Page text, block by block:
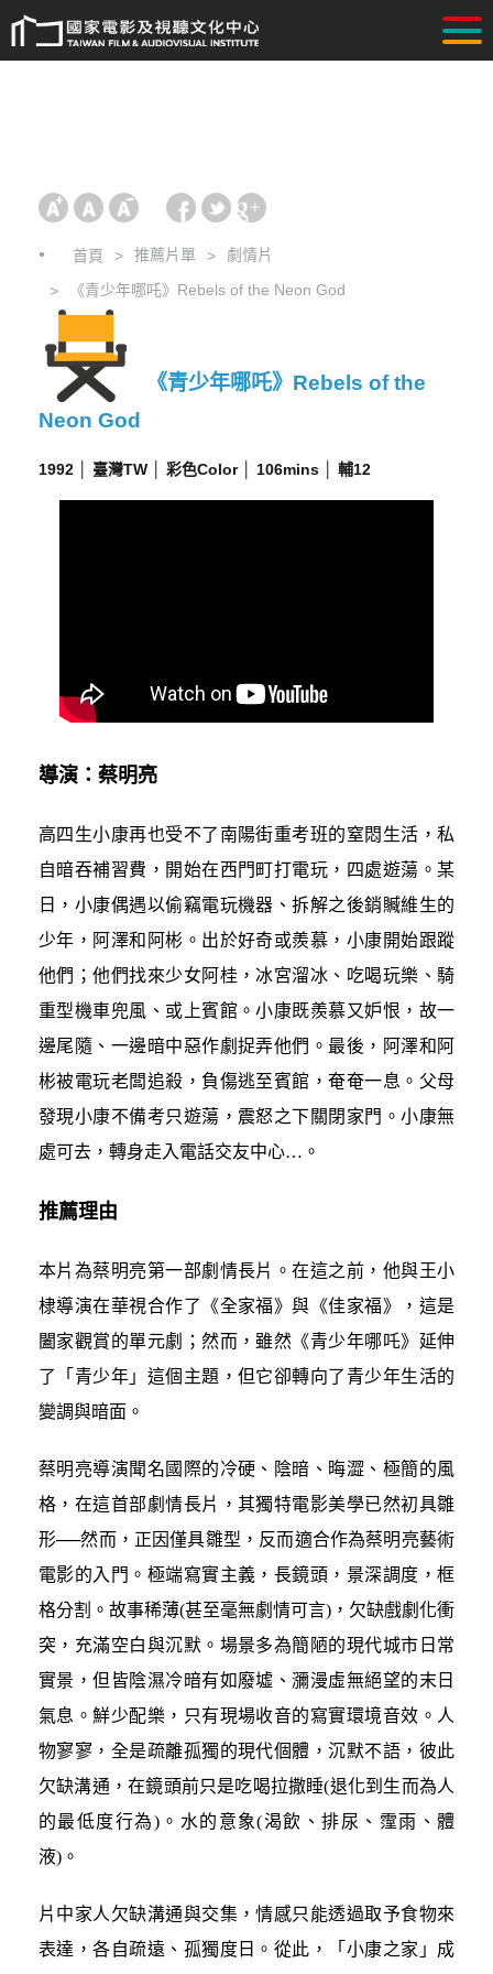
首頁 推薦片單
劇情片
《青少年哪吒》Rebels of the Neon God
《青少年哪吒》Rebels of the
Neon God
1992 │ 臺灣TW │ 彩色Color │ 106mins │ 輔12
導演：蔡明亮
高四生小康再也受不了南陽街重考班的窒悶生活，私
自暗吞補習費，開始在西門町打電玩，四處遊蕩。某
日，小康偶遇以偷竊電玩機器、拆解之後銷贓維生的
少年，阿澤和阿彬。出於好奇或羨慕，小康開始跟蹤
他們；他們找來少女阿桂，冰宮溜冰、吃喝玩樂、騎
重型機車兜風、或上賓館。小康既羨慕又妒恨，故一
邊尾隨、一邊暗中惡作劇捉弄他們。最後，阿澤和阿
彬被電玩老闆追殺，負傷逃至賓館，奄奄一息。父母
發現小康不備考只遊蕩，震怒之下關閉家門。小康無
處可去，轉身走入電話交友中心…。
推薦理由
本片為蔡明亮第一部劇情長片。在這之前，他與王小
棣導演在華視合作了《全家福》與《佳家福》，這是
闔家觀賞的單元劇；然而，雖然《青少年哪吒》延伸
了「青少年」這個主題，但它卻轉向了青少年生活的
變調與暗面。
蔡明亮導演聞名國際的冷硬、陰暗、晦澀、極簡的風
格，在這首部劇情長片，其獨特電影美學已然初具雛
形──然而，正因僅具雛型，反而適合作為蔡明亮藝術
電影的入門。極端寫實主義，長鏡頭，景深調度，框
格分割。故事稀薄(甚至毫無劇情可言)，欠缺戲劇化衝
突，充滿空白與沉默。場景多為簡陋的現代城市日常
實景，但皆陰濕冷暗有如廢墟、瀰漫虛無絕望的末日
氣息。鮮少配樂，只有現場收音的寫實環境音效。人
物寥寥，全是疏離孤獨的現代個體，沉默不語，彼此
欠缺溝通，在鏡頭前只是吃喝拉撒睡(退化到生而為人
的最低度行為)。水的意象(渴飲、排尿、霪雨、體
液)。
片中家人欠缺溝通與交集，情感只能透過取予食物來
表達，各自疏遠、孤獨度日。從此，「小康之家」成